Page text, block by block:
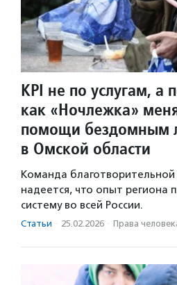
KPI не по услугам, а
как «Ночлежка»
помощи бездомным
в Омской области
Команда благотворительной
надеется, что опыт региона
систему во всей России.
Статьи · 25.02.2026 · Права